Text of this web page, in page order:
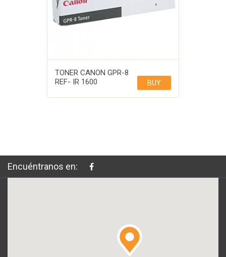
TONER CANON GPR-8
REF- IR 1600
BUY
Encuéntranos en: